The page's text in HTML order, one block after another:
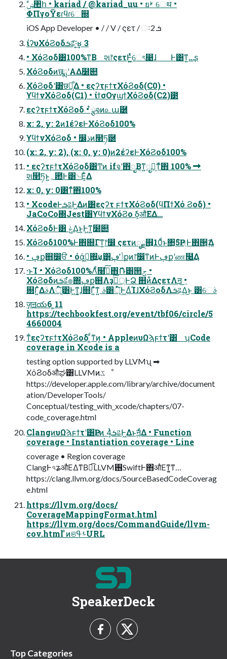
ΦΠγοΫεɾϥɾେ஍
iOS App Developer • / / V / ςετ / ઃܭ 2
ίʔυΧόϨοδܭଌͯ͠·͔͢ʁ 3
• ΧόϨοδ͸100%ͳΒ શ෦ςετͰ͖͍ͯͯେৎ෉ɺ Ͱ͸ͳ͍…ʂ
ΧόϨοδͷछྨʹΑΔ໰୊
ΧόϨοδʹ͸छྨ͕͋Δ • εςʔτϝϯτΧόϨοδ(C0) •
ϒϥϯνΧόϨοδ(C1) • ίϯσΟγϣϯΧόϨοδ(C2)౳
εςʔτϝϯτΧόϨοδ • ໋ྩจͷ௨ա཰
x: 2, y: 2ͷ1έʔεͰΧόϨοδ100%
ϒϥϯνΧόϨοδ • ෼ذͷ໢ཏ཰
(x: 2, y: 2), (x: 0, y: 0)ͷ2έʔεͰΧόϨοδ100%
• εςʔτϝϯτΧόϨοδ͸Ͳͷ ifจʹ΋ೖΒͳ͍ೖྗ͕ͳͯ͘΋ 100% ➡
શ໢ཏͱ͍͏؍఺Ͱ͸࿙Ε͕͋Δ
x: 0, y: 0͸ͳͯ͘΋100%
• XcodeͰܭଌͰ͖Δͷ͸εςʔτ ϝϯτΧόϨοδ(ϥΠϯΧό Ϩοδ) •
JaCoCo΍Jest͸ϒϥϯνΧόϨο δ͕औΕΔ…
ΧόϨοδͰ͸ ݟΔ͜ͱ͕Ͱ͖ͳ͍໰୊
ΧόϨοδ100%Ͱ΋଍Γͳ͍෦෼ ςετͷೖྗ஋͕10ͩͱ৚͕݅5Ҏ্Ͱ΋੒ޭ͢Δ
• ڥք஋෼ੳ • όά͕ى͖΍͍͢ͷ͸͜͏ݴͬͨ ڥքͷ෦෼ͳͷͰڥքʹண໨͢Δ
·ͱΊ • ΧόϨοδ100%Λͨͩ໨ࢦͯ͠΋ޮՌ͸൒ݮ •
ΧόϨοδͷܭଌํ๏΍ڥք஋Λҙ্ࣝͨ͠ͰՁ ஋ͷ͋ΔςετΛॻ͜͏ •
଍Γ͍ͯΔࣄΛূ໌͸Ͱ͖ͳ͍͕ɺ଍Γ͍ͯͳ͍ ࣄ͸ূ໌Ͱ͖ΔͨΊɺΧόϨοδΛܭଌ͢Δ͜ͱ ͸େࣄ
ٕज़ॻయ6 ͚11
https://techbookfest.org/event/tbf06/circle/5
4660004
ͳͥεςʔτϝϯτΧόϨοδ ͚ͩͳͷ͔ • AppleͷυΩϡϝϯτʹ͸ ʮCode
coverage in Xcode is a
testing option supported by LLVMʯ ➡
ΧόϨοδऔಘ͸LLVMͷػೳ
https://developer.apple.com/library/archive/document
ation/DeveloperTools/
Conceptual/testing_with_xcode/chapters/07-
code_coverage.html
ClangͷυΩϡϝϯτʹ͸ҎԼͷ 4͕ͭܭଌͰ͖Δͱॻ͍ͯ͋Δ • Function
coverage • Instantiation coverage • Line
coverage • Region coverage
ClangͰ৭ʑऔΕΔͳΒಉ͡LLVM࢖͏SwiftͰ΋औΕͳ͍͔ͳ…
https://clang.llvm.org/docs/SourceBasedCodeCoverag
e.html
https://llvm.org/docs/
CoverageMappingFormat.html
https://llvm.org/docs/CommandGuide/llvm-
cov.html ͦͷଞࢀߟURL
SpeakerDeck
Top Categories